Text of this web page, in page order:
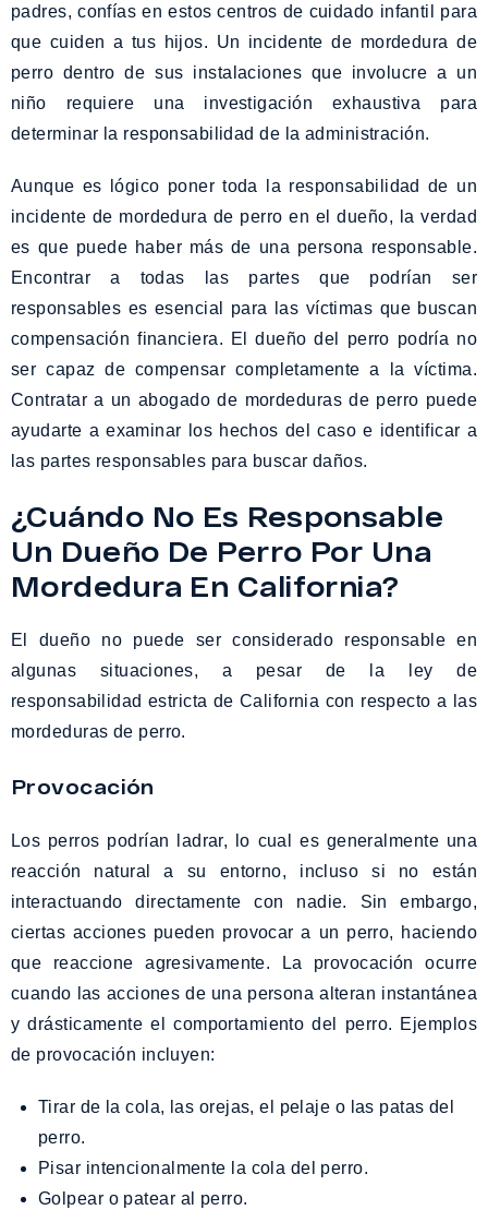
padres, confías en estos centros de cuidado infantil para
que cuiden a tus hijos. Un incidente de mordedura de
perro dentro de sus instalaciones que involucre a un
niño requiere una investigación exhaustiva para
determinar la responsabilidad de la administración.
Aunque es lógico poner toda la responsabilidad de un
incidente de mordedura de perro en el dueño, la verdad
es que puede haber más de una persona responsable.
Encontrar a todas las partes que podrían ser
responsables es esencial para las víctimas que buscan
compensación financiera. El dueño del perro podría no
ser capaz de compensar completamente a la víctima.
Contratar a un abogado de mordeduras de perro puede
ayudarte a examinar los hechos del caso e identificar a
las partes responsables para buscar daños.
¿Cuándo No Es Responsable
Un Dueño De Perro Por Una
Mordedura En California?
El dueño no puede ser considerado responsable en
algunas situaciones, a pesar de la ley de
responsabilidad estricta de California con respecto a las
mordeduras de perro.
Provocación
Los perros podrían ladrar, lo cual es generalmente una
reacción natural a su entorno, incluso si no están
interactuando directamente con nadie. Sin embargo,
ciertas acciones pueden provocar a un perro, haciendo
que reaccione agresivamente. La provocación ocurre
cuando las acciones de una persona alteran instantánea
y drásticamente el comportamiento del perro. Ejemplos
de provocación incluyen:
Tirar de la cola, las orejas, el pelaje o las patas del
perro.
Pisar intencionalmente la cola del perro.
Golpear o patear al perro.